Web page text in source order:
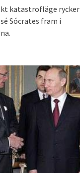
katastrofläge rycker
Sócrates fram i